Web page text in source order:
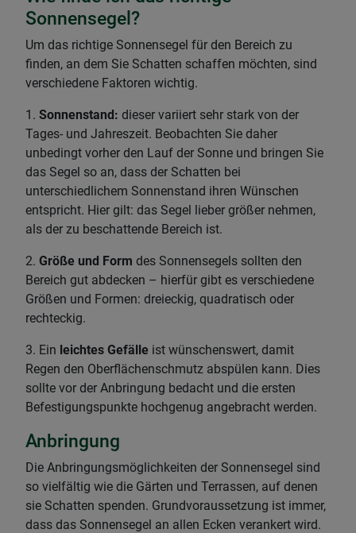
Sonnensegel?
Um das richtige Sonnensegel für den Bereich zu
finden, an dem Sie Schatten schaffen möchten, sind
verschiedene Faktoren wichtig.
1. Sonnenstand: dieser variiert sehr stark von der
Tages- und Jahreszeit. Beobachten Sie daher
unbedingt vorher den Lauf der Sonne und bringen Sie
das Segel so an, dass der Schatten bei
unterschiedlichem Sonnenstand ihren Wünschen
entspricht. Hier gilt: das Segel lieber größer nehmen,
als der zu beschattende Bereich ist.
2. Größe und Form des Sonnensegels sollten den
Bereich gut abdecken – hierfür gibt es verschiedene
Größen und Formen: dreieckig, quadratisch oder
rechteckig.
3. Ein leichtes Gefälle ist wünschenswert, damit
Regen den Oberflächenschmutz abspülen kann. Dies
sollte vor der Anbringung bedacht und die ersten
Befestigungspunkte hochgenug angebracht werden.
Anbringung
Die Anbringungsmöglichkeiten der Sonnensegel sind
so vielfältig wie die Gärten und Terrassen, auf denen
sie Schatten spenden. Grundvoraussetzung ist immer,
dass das Sonnensegel an allen Ecken verankert wird.